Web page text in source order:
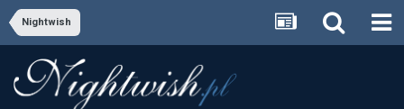
Nightwish